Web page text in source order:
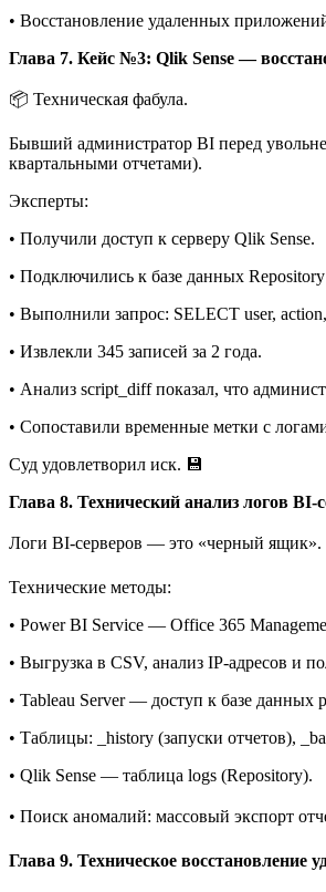
• Восстановление удаленных
Глава 7. Кейс №3: Qlik Sense —
📦 Техническая фабула.
Бывший администратор BI перед
квартальными отчетами).
Эксперты:
• Получили доступ к серверу Qlik Sense.
• Подключились к базе данных
• Выполнили запрос: SELECT user,
• Извлекли 345 записей за 2 года.
• Анализ script_diff показал, что
• Сопоставили временные метки с
Суд удовлетворил иск. 💾
Глава 8. Технический анализ логов
Логи BI-серверов — это «черный
Технические методы:
• Power BI Service — Office 365
• Выгрузка в CSV, анализ IP-адресов и
• Tableau Server — доступ к базе данных
• Таблицы: _history (запуски отчетов),
• Qlik Sense — таблица logs (Repository).
• Поиск аномалий: массовый экспорт
Глава 9. Техническое восстановление